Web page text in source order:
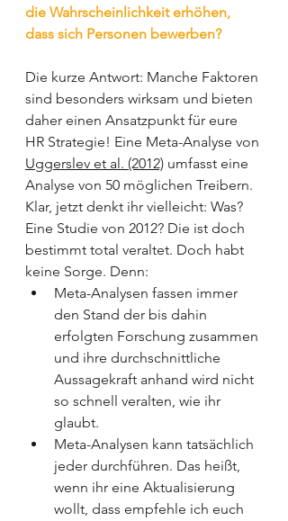
die Wahrscheinlichkeit erhöhen,
dass sich Personen bewerben?
Die kurze Antwort: Manche Faktoren
sind besonders wirksam und bieten
daher einen Ansatzpunkt für eure
HR Strategie! Eine Meta-Analyse von
Uggerslev et al. (2012) umfasst eine
Analyse von 50 möglichen Treibern.
Klar, jetzt denkt ihr vielleicht: Was?
Eine Studie von 2012? Die ist doch
bestimmt total veraltet. Doch habt
keine Sorge. Denn:
Meta-Analysen fassen immer
den Stand der bis dahin
erfolgten Forschung zusammen
und ihre durchschnittliche
Aussagekraft anhand wird nicht
so schnell veralten, wie ihr
glaubt.
Meta-Analysen kann tatsächlich
jeder durchführen. Das heißt,
wenn ihr eine Aktualisierung
wollt, dass empfehle ich euch